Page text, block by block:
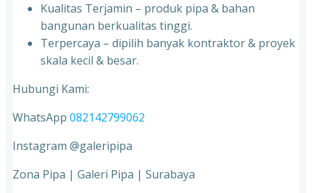
Kualitas Terjamin – produk pipa & bahan
bangunan berkualitas tinggi.
Terpercaya – dipilih banyak kontraktor & proyek
skala kecil & besar.
Hubungi Kami:
WhatsApp 082142799062
Instagram @galeripipa
Zona Pipa | Galeri Pipa | Surabaya